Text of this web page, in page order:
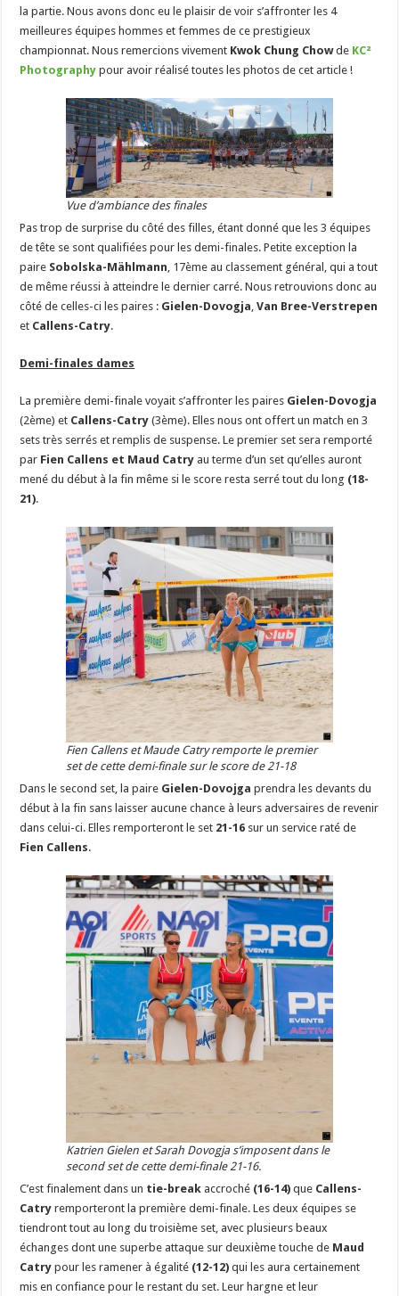
la partie. Nous avons donc eu le plaisir de voir s’affronter les 4
meilleures équipes hommes et femmes de ce prestigieux
championnat. Nous remercions vivement Kwok Chung Chowde KC²
Photography pour avoir réalisé toutes les photos de cet article !
Vue d’ambiance des finales
Pas trop de surprise du côté des filles, étant donné que les 3 équipes
de tête se sont qualifiées pour les demi-finales. Petite exception la
paire Sobolska-Mählmann, 17ème au classement général, qui a tout
de même réussi à atteindre le dernier carré. Nous retrouvions donc au
côté de celles-ci les paires : Gielen-Dovogja,Van Bree-Verstrepen
et Callens-Catry.
Demi-finales dames
La première demi-finale voyait s’affronter les paires Gielen-Dovogja
(2ème) et Callens-Catry(3ème). Elles nous ont offert un match en 3
sets très serrés et remplis de suspense. Le premier set sera remporté
par Fien Callens et Maud Catry au terme d’un set qu’elles auront
mené du début à la fin même si le score resta serré tout du long (18-
21).
Fien Callens et Maude Catry remporte le premier
set de cette demi-finale sur le score de 21-18
Dans le second set, la paire Gielen-Dovojgaprendra les devants du
début à la fin sans laisser aucune chance à leurs adversaires de revenir
dans celui-ci. Elles remporteront le set 21-16 sur un service raté de
Fien Callens.
Katrien Gielen et Sarah Dovogja s’imposent dans le
second set de cette demi-finale 21-16.
C’est finalement dans un tie-break accroché (16-14) que Callens-
Catryremporteront la première demi-finale. Les deux équipes se
tiendront tout au long du troisième set, avec plusieurs beaux
échanges dont une superbe attaque sur deuxième touche de Maud
Catrypour les ramener à égalité (12-12)qui les aura certainement
mis en confiance pour le restant du set. Leur hargne et leur